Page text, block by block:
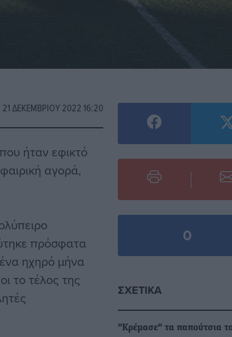
21 ΔΕΚΕΜΒΡΊΟΥ 2022 16:20
ήταν εφικτό
αγορά,
πρόσφατα
ηχηρό μήνα
το τέλος της
0
ΣΧΕΤΙΚΆ
"Κρέμασε" τα παπούτσια